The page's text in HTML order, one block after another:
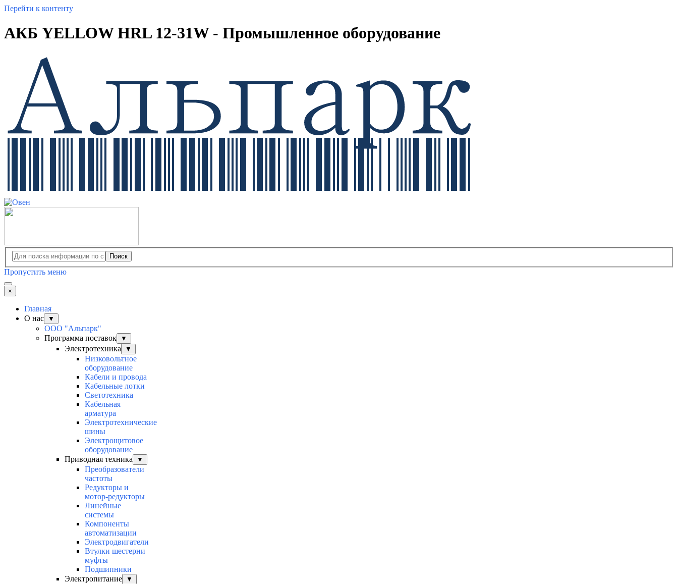
Перейти к контенту
АКБ YELLOW HRL 12-31W - Промышленное оборудование
Поиск
Пропустить меню
×
Главная
О нас
▼
ООО "Альпарк"
Программа поставок
▼
Электротехника ▼
Низковольтное
оборудование
Кабели и провода
Кабельные лотки
Светотехника
Кабельная
арматура
Электротехнические
шины
Электрощитовое
оборудование
Приводная техника
▼
Преобразователи
частоты
Редукторы и
мотор-редукторы
Линейные
системы
Компоненты
автоматизации
Электродвигатели
Втулки шестерни
муфты
Подшипники
Электропитание
▼